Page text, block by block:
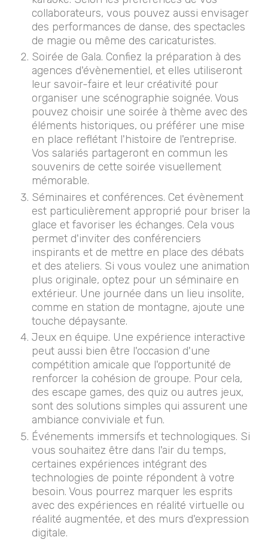
collaborateurs, vous pouvez aussi envisager
des performances de danse, des spectacles
de magie ou même des caricaturistes.
Soirée de Gala. Confiez la préparation à des
agences d'évènementiel, et elles utiliseront
leur savoir-faire et leur créativité pour
organiser une scénographie soignée. Vous
pouvez choisir une soirée à thème avec des
éléments historiques, ou préférer une mise
en place reflétant l'histoire de l'entreprise.
Vos salariés partageront en commun les
souvenirs de cette soirée visuellement
mémorable.
Séminaires et conférences. Cet évènement
est particulièrement approprié pour briser la
glace et favoriser les échanges. Cela vous
permet d'inviter des conférenciers
inspirants et de mettre en place des débats
et des ateliers. Si vous voulez une animation
plus originale, optez pour un séminaire en
extérieur. Une journée dans un lieu insolite,
comme en station de montagne, ajoute une
touche dépaysante.
Jeux en équipe. Une expérience interactive
peut aussi bien être l'occasion d'une
compétition amicale que l'opportunité de
renforcer la cohésion de groupe. Pour cela,
des escape games, des quiz ou autres jeux,
sont des solutions simples qui assurent une
ambiance conviviale et fun.
Événements immersifs et technologiques. Si
vous souhaitez être dans l'air du temps,
certaines expériences intégrant des
technologies de pointe répondent à votre
besoin. Vous pourrez marquer les esprits
avec des expériences en réalité virtuelle ou
réalité augmentée, et des murs d'expression
digitale.